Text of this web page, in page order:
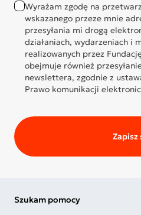
Wyrażam zgodę na
wskazanego przeze mnie
przesyłania mi drogą
działaniach, wydarzeniach i
realizowanych przez
obejmuje również
newslettera, zgodnie z
Prawo komunikacji
Zapisz
Szukam pomocy